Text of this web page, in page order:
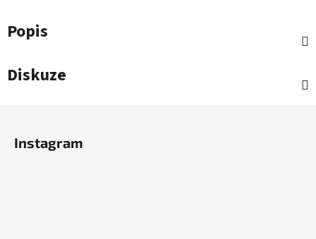
Popis
Diskuze
Instagram